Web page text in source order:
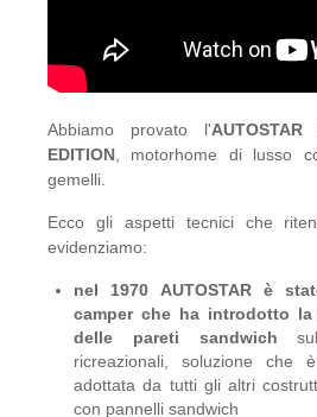
Abbiamo provato l'
EDITION , motorhome di lusso
gemelli.
Ecco gli aspetti tecnici che
evidenziamo:
nel 1970 AUTOSTAR è
camper che ha introdotto
delle pareti sandwich
ricreazionali, soluzione che
adottata da tutti gli altri
con pannelli sandwich